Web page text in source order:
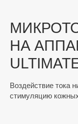
НА
Воздействие тока
стимуляцию